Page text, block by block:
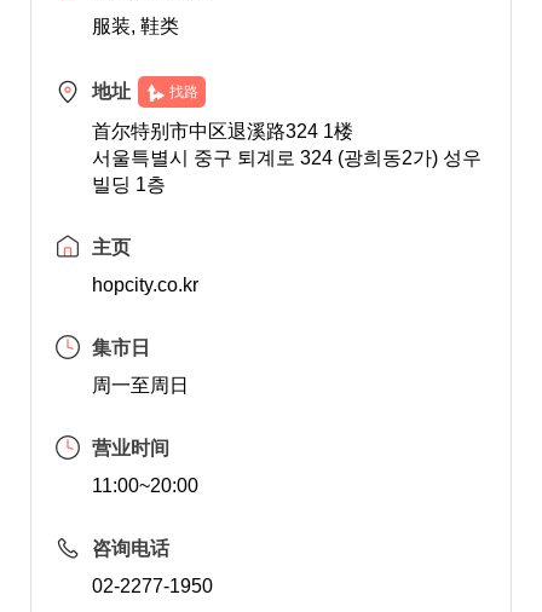
服装, 鞋类
地址 找路
首尔特别市中区退溪路324 1楼
서울특별시 중구 퇴계로 324 (광희동2가) 성우
빌딩 1층
主页
hopcity.co.kr
集市日
周一至周日
营业时间
11:00~20:00
咨询电话
02-2277-1950